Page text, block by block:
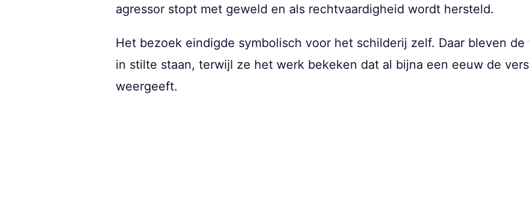
agressor stopt met geweld en als rechtvaardigheid wordt hersteld.
Het bezoek eindigde symbolisch voor het schilderij zelf. Daar bleven
in stilte staan, terwijl ze het werk bekeken dat al bijna een eeuw de
weergeeft.